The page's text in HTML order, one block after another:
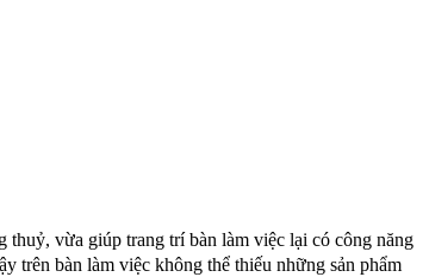
vừa giúp trang trí bàn làm việc lại có công năng
trên bàn làm việc không thể thiếu những sản phẩm